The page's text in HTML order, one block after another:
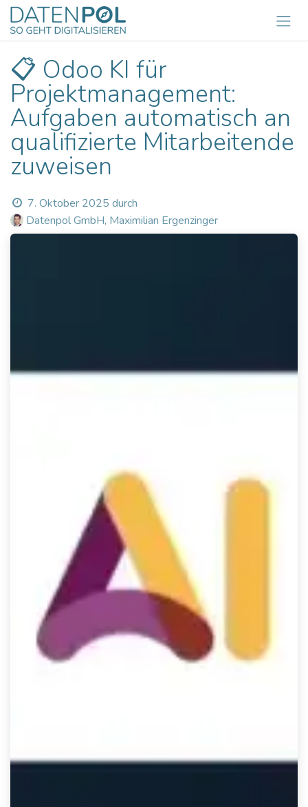
Zum Inhalt springen
📋 Odoo KI für
Projektmanagement:
Aufgaben automatisch an
qualifizierte Mitarbeitende
zuweisen
7. Oktober 2025 durch
Datenpol GmbH, Maximilian Ergenzinger